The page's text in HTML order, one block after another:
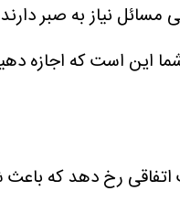
نیاز به صبر دارند
این است که اجازه
رخ دهد که باعث